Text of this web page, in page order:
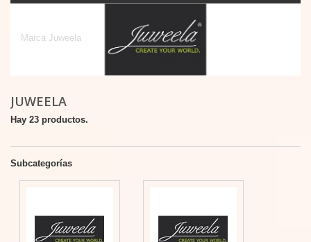
Marca Juweela
JUWEELA
Hay 23 productos.
Subcategorías